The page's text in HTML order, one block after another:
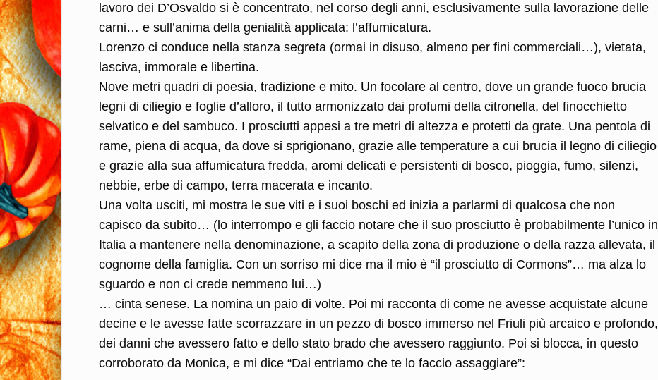
lavoro dei D’Osvaldo si è concentrato, nel corso degli anni, esclusivamente sulla lavorazione delle
carni… e sull’anima della genialità applicata: l’affumicatura.
Lorenzo ci conduce nella stanza segreta (ormai in disuso, almeno per fini commerciali…), vietata,
lasciva, immorale e libertina.
Nove metri quadri di poesia, tradizione e mito. Un focolare al centro, dove un grande fuoco brucia
legni di ciliegio e foglie d’alloro, il tutto armonizzato dai profumi della citronella, del finocchietto
selvatico e del sambuco. I prosciutti appesi a tre metri di altezza e protetti da grate. Una pentola di
rame, piena di acqua, da dove si sprigionano, grazie alle temperature a cui brucia il legno di ciliegio
e grazie alla sua affumicatura fredda, aromi delicati e persistenti di bosco, pioggia, fumo, silenzi,
nebbie, erbe di campo, terra macerata e incanto.
Una volta usciti, mi mostra le sue viti e i suoi boschi ed inizia a parlarmi di qualcosa che non
capisco da subito… (lo interrompo e gli faccio notare che il suo prosciutto è probabilmente l’unico in
Italia a mantenere nella denominazione, a scapito della zona di produzione o della razza allevata, il
cognome della famiglia. Con un sorriso mi dice ma il mio è “il prosciutto di Cormons”… ma alza lo
sguardo e non ci crede nemmeno lui…)
… cinta senese. La nomina un paio di volte. Poi mi racconta di come ne avesse acquistate alcune
decine e le avesse fatte scorrazzare in un pezzo di bosco immerso nel Friuli più arcaico e profondo,
dei danni che avessero fatto e dello stato brado che avessero raggiunto. Poi si blocca, in questo
corroborato da Monica, e mi dice “Dai entriamo che te lo faccio assaggiare”: